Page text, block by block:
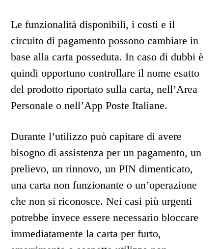
Le funzionalità disponibili, i costi e il
circuito di pagamento possono cambiare in
base alla carta posseduta. In caso di dubbi è
quindi opportuno controllare il nome esatto
del prodotto riportato sulla carta, nell’Area
Personale o nell’App Poste Italiane.
Durante l’utilizzo può capitare di avere
bisogno di assistenza per un pagamento, un
prelievo, un rinnovo, un PIN dimenticato,
una carta non funzionante o un’operazione
che non si riconosce. Nei casi più urgenti
potrebbe invece essere necessario bloccare
immediatamente la carta per furto,